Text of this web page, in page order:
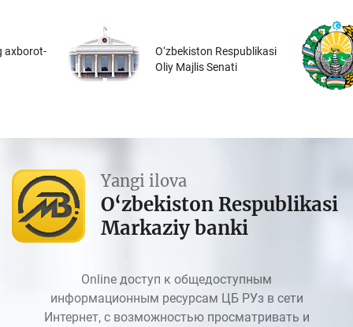
axborot-
O‘zbekiston Respublikasi
Oliy Majlis Senati
Yangi ilova
O‘zbekiston Respublikasi
Markaziy banki
Online доступ к общедоступным
информационным ресурсам ЦБ РУз в сети
Интернет, с возможностью просматривать и